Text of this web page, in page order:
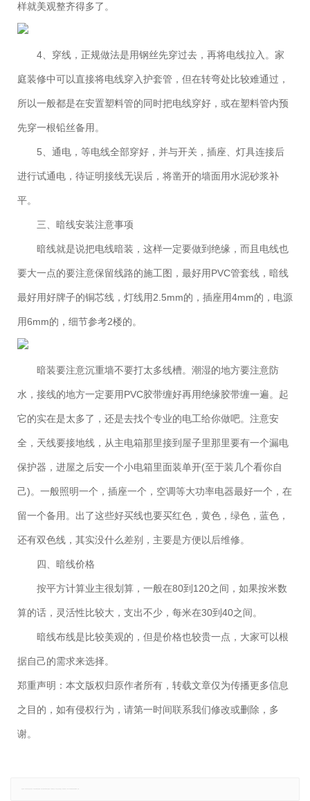
样就美观整齐得多了。
4、穿线，正规做法是用钢丝先穿过去，再将电线拉入。家
庭装修中可以直接将电线穿入护套管，但在转弯处比较难通过，
所以一般都是在安置塑料管的同时把电线穿好，或在塑料管内预
先穿一根铅丝备用。
5、通电，等电线全部穿好，并与开关，插座、灯具连接后
进行试通电，待证明接线无误后，将凿开的墙面用水泥砂浆补
平。
三、暗线安装注意事项
暗线就是说把电线暗装，这样一定要做到绝缘，而且电线也
要大一点的要注意保留线路的施工图，最好用PVC管套线，暗线
最好用好牌子的铜芯线，灯线用2.5mm的，插座用4mm的，电源
用6mm的，细节参考2楼的。
暗装要注意沉重墙不要打太多线槽。潮湿的地方要注意防
水，接线的地方一定要用PVC胶带缠好再用绝缘胶带缠一遍。起
它的实在是太多了，还是去找个专业的电工给你做吧。注意安
全，天线要接地线，从主电箱那里接到屋子里那里要有一个漏电
保护器，进屋之后安一个小电箱里面装单开(至于装几个看你自
己)。一般照明一个，插座一个，空调等大功率电器最好一个，在
留一个备用。出了这些好买线也要买红色，黄色，绿色，蓝色，
还有双色线，其实没什么差别，主要是方便以后维修。
四、暗线价格
按平方计算业主很划算，一般在80到120之间，如果按米数
算的话，灵活性比较大，支出不少，每米在30到40之间。
暗线布线是比较美观的，但是价格也较贵一点，大家可以根
据自己的需求来选择。
郑重声明：本文版权归原作者所有，转载文章仅为传播更多信息
之目的，如有侵权行为，请第一时间联系我们修改或删除，多
谢。